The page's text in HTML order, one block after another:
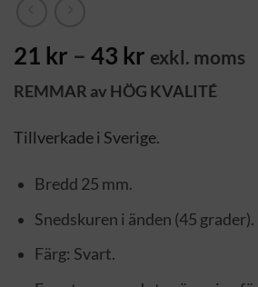
21 kr – 43 kr
21 kr
till
exkl. moms
REMMAR av HÖG KVALITÉ
Tillverkade i Sverige.
Bredd 25 mm.
Snedskuren i änden (45 grader).
Färg: Svart.